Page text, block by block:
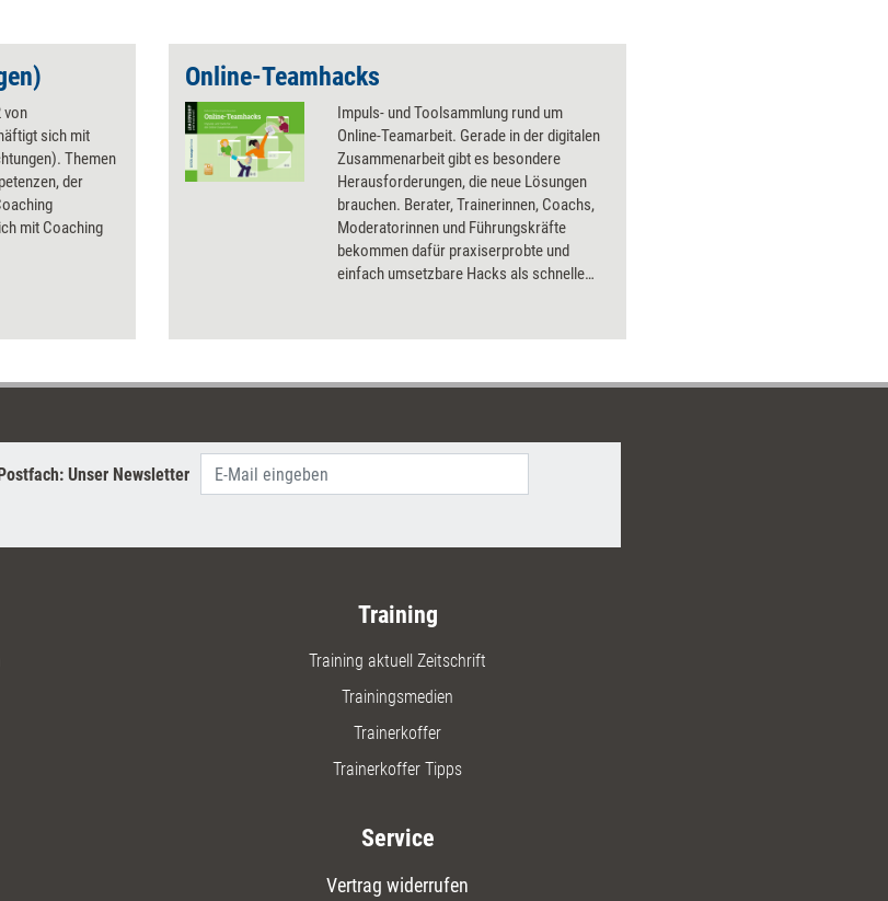
von
sich mit
Themen
der
mit Coaching
Online-Teamhacks
Impuls- und Toolsammlung rund um
Online-Teamarbeit. Gerade in der digitalen
Zusammenarbeit gibt es besondere
Herausforderungen, die neue Lösungen
brauchen. Berater, Trainerinnen, Coachs,
Moderatorinnen und Führungskräfte
bekommen dafür praxiserprobte und
einfach umsetzbare Hacks als schnelle
werden zehn teamrelevante Fokusthemen
Wissensmanagement,
Unser Newsletter
Training
Training aktuell Zeitschrift
Trainingsmedien
Trainerkoffer
Trainerkoffer Tipps
Service
Vertrag widerrufen